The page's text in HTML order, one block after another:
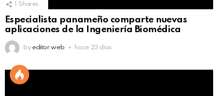
1 Shares
Especialista panameño comparte nuevas
aplicaciones de la Ingeniería Biomédica
by editor web hace 23 días